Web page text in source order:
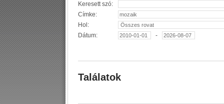
Keresett szó:
Címke:
Hol:
Dátum:
-
Találatok